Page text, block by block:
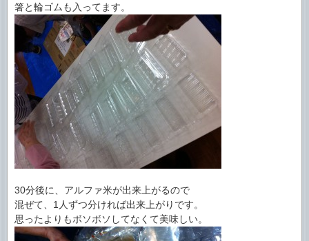
箸と輪ゴムも入ってます。
30分後に、アルファ米が出来上がるので
混ぜて、1人ずつ分ければ出来上がりです。
思ったよりもボソボソしてなくて美味しい。